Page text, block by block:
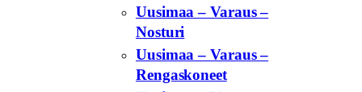
Uusimaa – Varaus –
Nosturi
Uusimaa – Varaus –
Rengaskoneet